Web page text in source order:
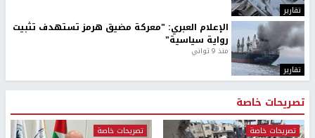
تقارير
تقارير
الإعلام العبري: "معركة مضيق هرمز تستهدف تثبيت
رواية سياسية"
منذ 9 ثواني
تصريحات خاصة
تصريحات خاصة تصريحات خاصة